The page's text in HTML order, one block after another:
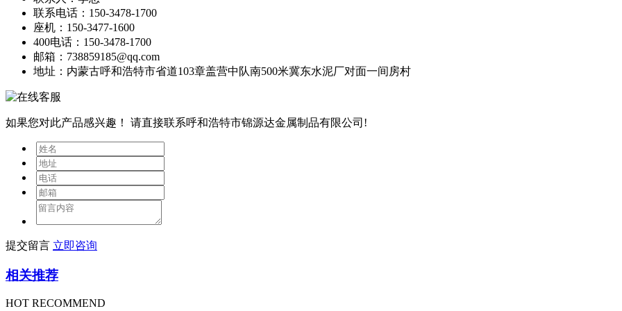
联系电话：150-3478-1700
座机：150-3477-1600
400电话：150-3478-1700
邮箱：738859185@qq.com
地址：内蒙古呼和浩特市省道103章盖营中队南500米冀东水泥厂对面一间房村
如果您对此产品感兴趣！ 请直接联系呼和浩特市锦源达金属制品有限公司!
提交留言 立即咨询
相关推荐
HOT RECOMMEND